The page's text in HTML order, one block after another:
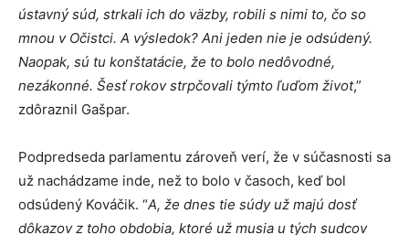
ústavný súd, strkali ich do väzby, robili s nimi to, čo so
mnou v Očistci. A výsledok? Ani jeden nie je odsúdený.
Naopak, sú tu konštatácie, že to bolo nedôvodné,
nezákonné. Šesť rokov strpčovali týmto ľuďom život,”
zdôraznil Gašpar.
Podpredseda parlamentu zároveň verí, že v súčasnosti sa
už nachádzame inde, než to bolo v časoch, keď bol
odsúdený Kováčik. “A, že dnes tie súdy už majú dosť
dôkazov z toho obdobia, ktoré už musia u tých sudcov